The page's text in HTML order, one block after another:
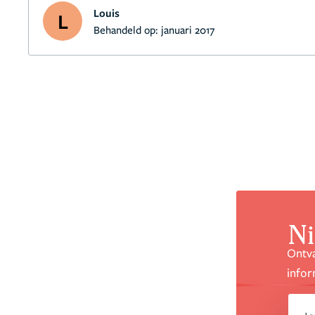
L
Louis
Behandeld op: januari 2017